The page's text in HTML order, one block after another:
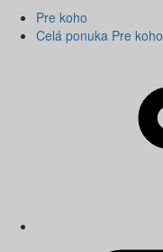
Pre koho
Celá ponuka Pre koho